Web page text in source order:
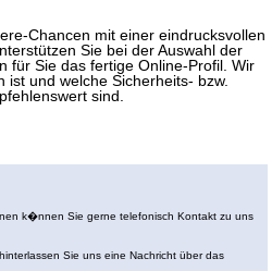
Chancen mit einer eindrucksvollen
Sie bei der Auswahl der
für Sie das fertige Online-Profil. Wir
und welche Sicherheits- bzw.
sind.
k�nnen Sie gerne telefonisch Kontakt zu uns
Sie uns eine Nachricht über das